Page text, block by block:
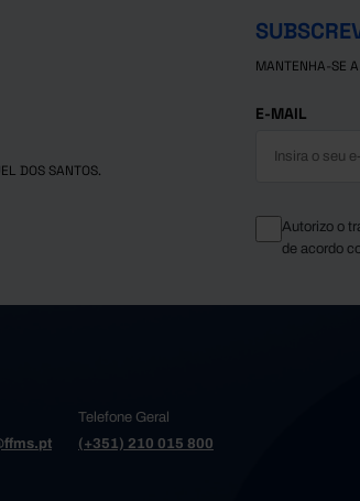
DOS SANTOS.
MANTENHA-SE A
E-MAIL
Autorizo o
de acordo
Telefone Geral
(+351) 210 015 800